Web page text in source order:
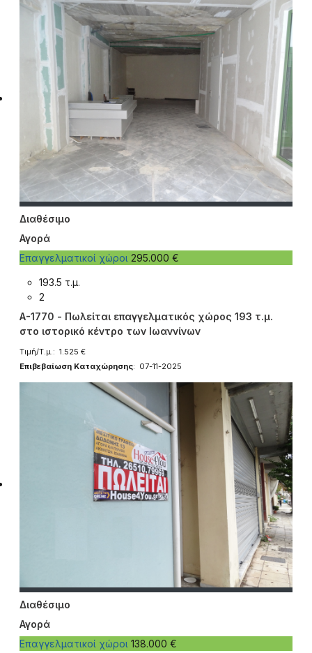
Διαθέσιμο
Αγορά
Επαγγελματικοί χώροι 295.000 €
193.5 τ.μ.
2
A-1770 - Πωλείται επαγγελματικός χώρος 193 τ.μ.
στο ιστορικό κέντρο των Ιωαννίνων
Τιμή/Τ.μ.: 1.525 €
Επιβεβαίωση Καταχώρησης: 07-11-2025
Διαθέσιμο
Αγορά
Επαγγελματικοί χώροι 138.000 €